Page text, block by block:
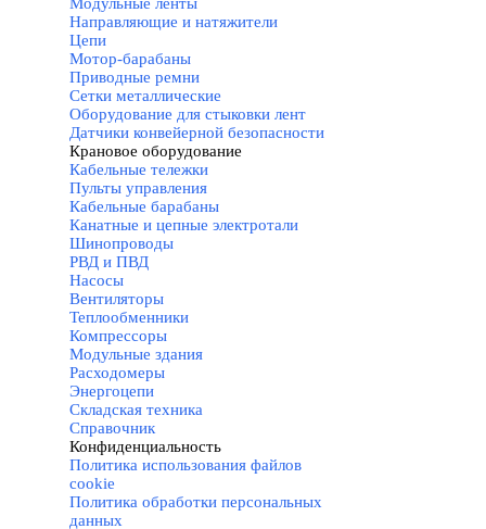
Направляющие и натяжители
Цепи
Мотор-барабаны
Приводные ремни
Сетки металлические
Оборудование для стыковки лент
Датчики конвейерной безопасности
Крановое оборудование
Кабельные тележки
Пульты управления
Кабельные барабаны
Канатные и цепные электротали
Шинопроводы
РВД и ПВД
Насосы
Вентиляторы
Теплообменники
Компрессоры
Модульные здания
Расходомеры
Энергоцепи
Складская техника
Справочник
Конфиденциальность
Политика использования файлов
cookie
Политика обработки персональных
данных